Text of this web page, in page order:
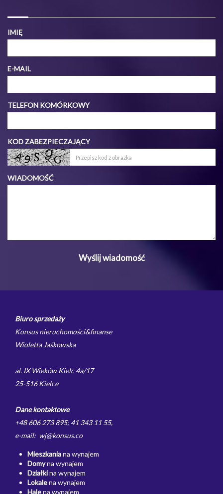
IMIĘ
E-MAIL
TELEFON KOMÓRKOWY
KOD ZABEZPIECZAJĄCY
WIADOMOŚĆ
Biuro sprzedaży
Konsus nieruchomości&finanse
Wioletta Jaśkowska
al. IX Wieków Kielc 4a/17
25-516 Kielce
Dane kontaktowe
+48 606 273 895; 41 343 11 55,
e-mail: wj@konsus.co
Mieszkaniana wynajem
Domyna wynajem
Działkina wynajem
Lokalena wynajem
Halena wynajem